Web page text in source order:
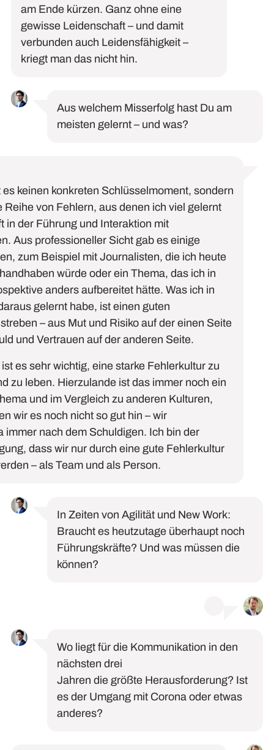
am Ende kürzen. Ganz ohne eine
gewisse Leidenschaft – und damit
verbunden auch Leidensfähigkeit –
kriegt man das nicht hin.
Aus welchem Misserfolg hast Du am
meisten gelernt – und was?
es keinen konkreten Schlüsselmoment, sondern
Reihe von Fehlern, aus denen ich viel gelernt
in der Führung und Interaktion mit
Aus professioneller Sicht gab es einige
zum Beispiel mit Journalisten, die ich heute
würde oder ein Thema, das ich in
anders aufbereitet hätte. Was ich in
gelernt habe, ist einen guten
– aus Mut und Risiko auf der einen Seite
und Vertrauen auf der anderen Seite.
es sehr wichtig, eine starke Fehlerkultur zu
zu leben. Hierzulande ist das immer noch ein
und im Vergleich zu anderen Kulturen,
wir es noch nicht so gut hin – wir
immer nach dem Schuldigen. Ich bin der
dass wir nur durch eine gute Fehlerkultur
– als Team und als Person.
In Zeiten von Agilität und New Work:
Braucht es heutzutage überhaupt noch
Führungskräfte? Und was müssen die
können?
Wo liegt für die Kommunikation in den
nächsten drei
Jahren die größte Herausforderung? Ist
es der Umgang mit Corona oder etwas
anderes?